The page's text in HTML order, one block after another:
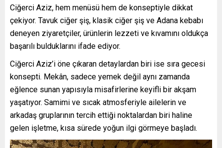
Ciğerci Aziz, hem menüsü hem de konseptiyle dikkat
çekiyor. Tavuk ciğer şiş, klasik ciğer şiş ve Adana kebabı
deneyen ziyaretçiler, ürünlerin lezzeti ve kıvamını oldukça
başarılı bulduklarını ifade ediyor.
Ciğerci Aziz’i öne çıkaran detaylardan biri ise sıra gecesi
konsepti. Mekân, sadece yemek değil aynı zamanda
eğlence sunan yapısıyla misafirlerine keyifli bir akşam
yaşatıyor. Samimi ve sıcak atmosferiyle ailelerin ve
arkadaş gruplarının tercih ettiği noktalardan biri haline
gelen işletme, kısa sürede yoğun ilgi görmeye başladı.